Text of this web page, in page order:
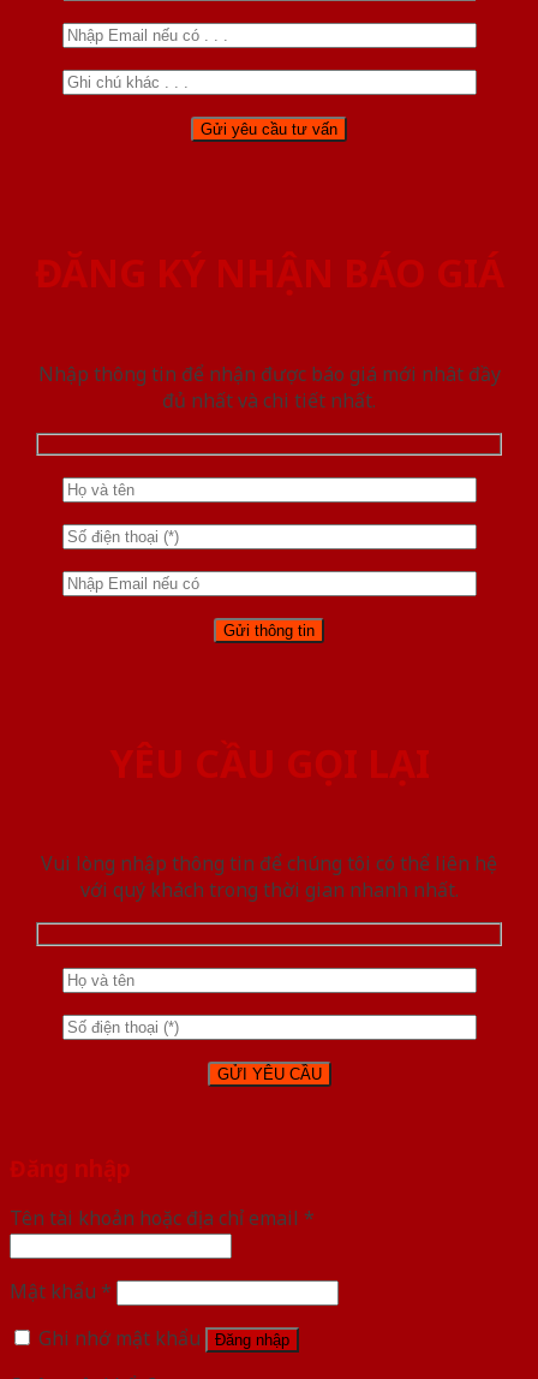
ĐĂNG KÝ NHẬN BÁO GIÁ
Nhập thông tin để nhận được báo giá mới nhât đầy
đủ nhất và chi tiết nhất.
YÊU CẦU GỌI LẠI
Vui lòng nhập thông tin để chúng tôi có thể liên hệ
với quý khách trong thời gian nhanh nhất.
Đăng nhập
Tên tài khoản hoặc địa chỉ email *
Mật khẩu *
Ghi nhớ mật khẩu
Đăng nhập